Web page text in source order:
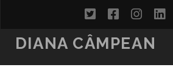
twitterfacebook
DIANA CÂMPEAN